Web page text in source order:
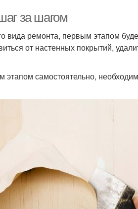
за шагом
вида ремонта, первым этапом
от настенных покрытий,
этапом самостоятельно,